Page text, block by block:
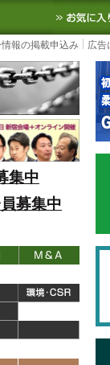
ど国内外の最
報の掲載申込み 広告
集中
募集中